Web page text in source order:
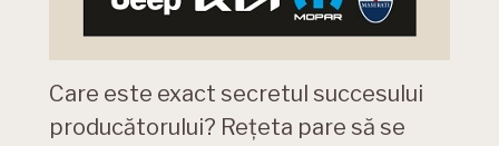
Care este exact secretul succesului
producătorului? Rețeta pare să se